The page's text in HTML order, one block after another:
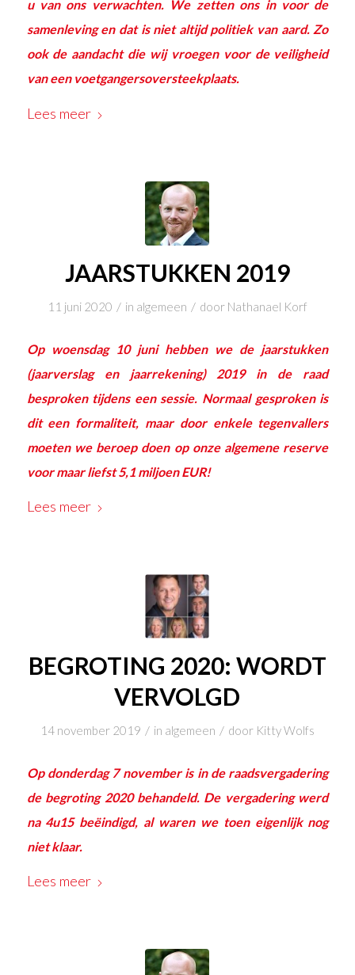
u van ons verwachten. We zetten ons in voor de
samenleving en dat is niet altijd politiek van aard. Zo
ook de aandacht die wij vroegen voor de veiligheid
van een voetgangersoversteekplaats.
Lees meer
JAARSTUKKEN 2019
11 juni 2020 / in algemeen / door Nathanael Korf
Op woensdag 10 juni hebben we de jaarstukken
(jaarverslagen jaarrekening) 2019 in de raad
besproken tijdens een sessie. Normaal gesproken is
dit een formaliteit, maar door enkele tegenvallers
moeten we beroep doen op onze algemene reserve
voor maar liefst 5,1 miljoen EUR!
Lees meer
BEGROTING 2020: WORDT
VERVOLGD
14 november 2019 / in algemeen / door Kitty Wolfs
Op donderdag 7 november is in de raadsvergadering
de begroting 2020 behandeld. De vergadering werd
na 4u15 beëindigd, al waren we toen eigenlijk nog
niet klaar.
Lees meer